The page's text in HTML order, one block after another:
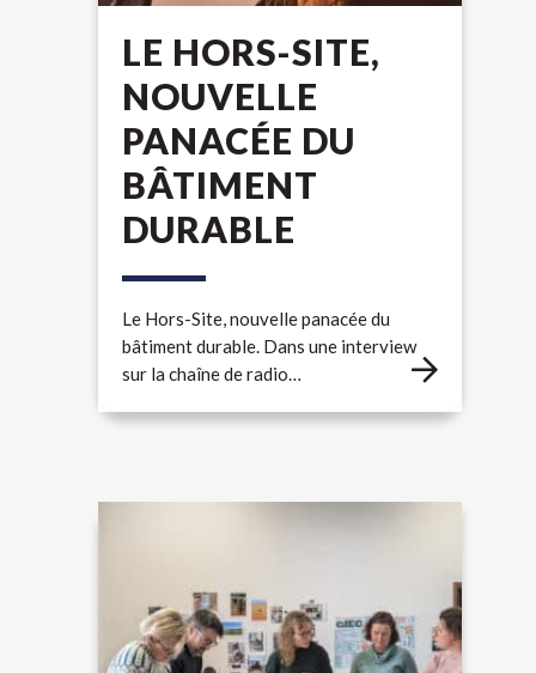
LE HORS-SITE,
NOUVELLE
PANACÉE DU
BÂTIMENT
DURABLE
Le Hors-Site, nouvelle panacée du
bâtiment durable. Dans une interview
sur la chaîne de radio…